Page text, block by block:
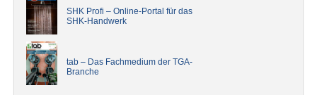
SHK Profi – Online-Portal für das
SHK-Handwerk
tab – Das Fachmedium der TGA-
Branche